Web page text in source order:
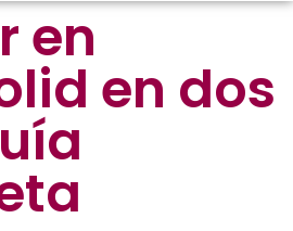
en
en dos